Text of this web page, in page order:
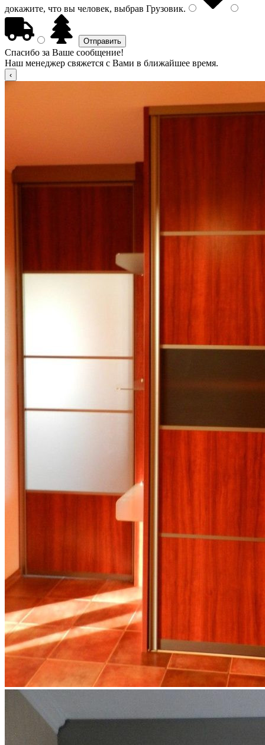
докажите, что вы человек, выбрав Грузовик.
Спасибо за Ваше сообщение!
Наш менеджер свяжется с Вами в ближайшее время.